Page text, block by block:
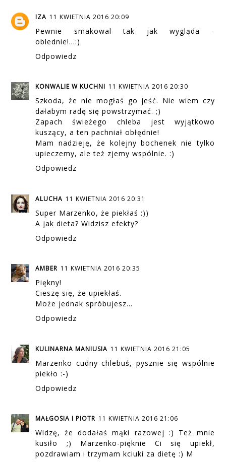
IZA 11 KWIETNIA 2016 20:09
Pewnie smakowal tak jak wygląda -
oblednie!...:)
Odpowiedz
KONWALIE W KUCHNI 11 KWIETNIA 2016 20:30
Szkoda, że nie mogłaś go jeść. Nie wiem czy
dałabym radę się powstrzymać. ;)
Zapach świeżego chleba jest wyjątkowo
kuszący, a ten pachniał obłędnie!
Mam nadzieję, że kolejny bochenek nie tylko
upieczemy, ale też zjemy wspólnie. :)
Odpowiedz
ALUCHA 11 KWIETNIA 2016 20:31
Super Marzenko, że piekłaś :))
A jak dieta? Widzisz efekty?
Odpowiedz
AMBER 11 KWIETNIA 2016 20:35
Piękny!
Cieszę się, że upiekłaś.
Może jednak spróbujesz...
Odpowiedz
KULINARNA MANIUSIA 11 KWIETNIA 2016 21:05
Marzenko cudny chlebuś, pysznie się wspólnie
piekło :-)
Odpowiedz
MAŁGOSIA I PIOTR 11 KWIETNIA 2016 21:06
Widzę, że dodałaś mąki razowej :) Też mnie
kusiło ;) Marzenko-pięknie Ci się upiekł,
pozdrawiam i trzymam kciuki za dietę :) M